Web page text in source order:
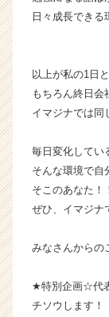
日々成長できる
以上が私の1日
もちろん終日会
イマジナでは同
毎日変化してい
そんな環境で自
そこのあなた！
ぜひ、イマジナ
みなさんからの
★特別企画☆代
チソウします！